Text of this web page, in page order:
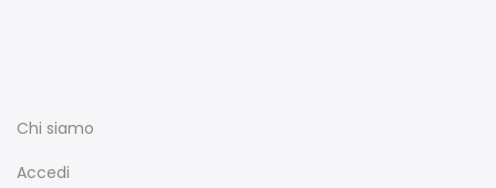
Chi siamo
Accedi